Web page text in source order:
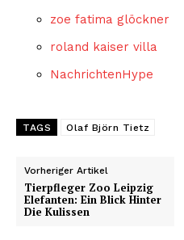
zoe fatima glöckner
roland kaiser villa
NachrichtenHype
TAGS Olaf Björn Tietz
Vorheriger Artikel
Tierpfleger Zoo Leipzig
Elefanten: Ein Blick Hinter
Die Kulissen